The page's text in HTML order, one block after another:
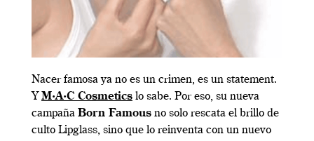
Nacer famosa ya no es un crimen, es un statement.
Y M·A·C Cosmetics lo sabe. Por eso, su nueva
campaña Born Famous no solo rescata el brillo de
culto Lipglass, sino que lo reinventa con un nuevo